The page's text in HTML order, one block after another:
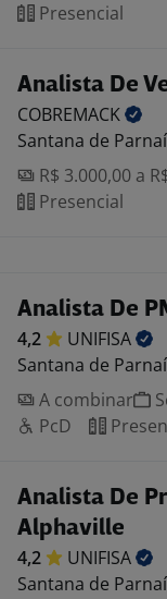
Presencial
Analista De
COBREMACK
Santana de
R$ 3.000,00 a
Presencial
Analista De
4,2
UNIFISA
Santana de
A combinar
PcD
Analista De
Alphaville
4,2
UNIFISA
Santana de